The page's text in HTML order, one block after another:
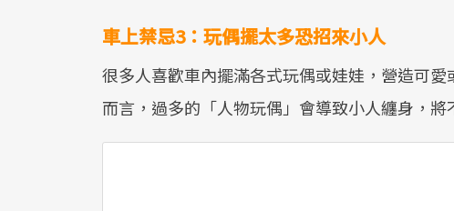
車上禁忌3：玩偶擺太多恐招來小人
很多人喜歡車內擺滿各式玩偶或娃娃，營造可
而言，過多的「人物玩偶」會導致小人纏身，將